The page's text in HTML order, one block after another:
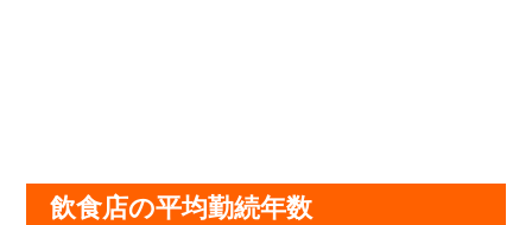
飲食店の平均勤続年数